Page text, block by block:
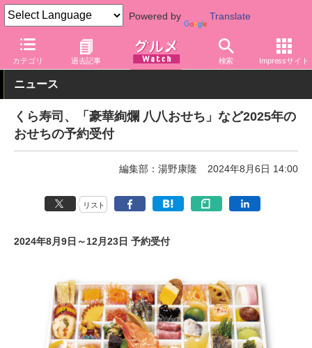
Powered by Translate
カテゴリ 過去記事 検索 Impressサイト
グルメ Watch 店舗 くら寿司
ニュース
くら寿司、「豪華絢爛 八八おせち」など2025年の
おせちの予約受付
編集部：湯野康隆 2024年8月6日 14:00
リスト
2024年8月9日～12月23日 予約受付